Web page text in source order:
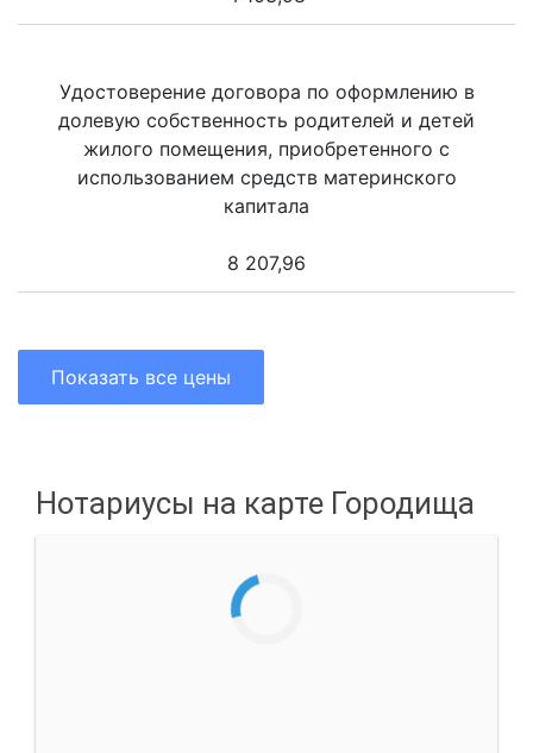
Удостоверение договора по оформлению в
долевую собственность родителей и детей
жилого помещения, приобретенного с
использованием средств материнского
капитала
8 207,96
Показать все цены
Нотариусы на карте Городища